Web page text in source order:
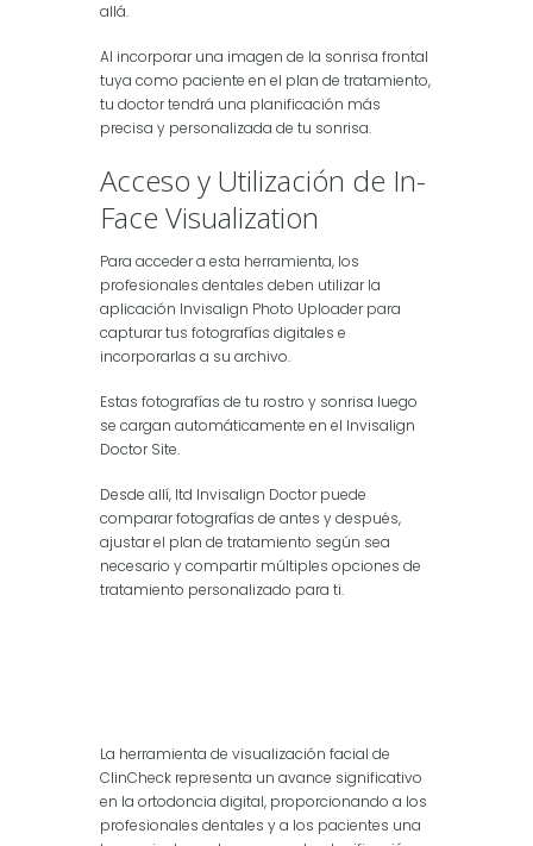
allá.
Al incorporar una imagen de la sonrisa frontal
tuya como paciente en el plan de tratamiento,
tu doctor tendrá una planificación más
precisa y personalizada de tu sonrisa.
Acceso y Utilización de In-
Face Visualization
Para acceder a esta herramienta, los
profesionales dentales deben utilizar la
aplicación Invisalign Photo Uploader para
capturar tus fotografías digitales e
incorporarlas a su archivo.
Estas fotografías de tu rostro y sonrisa luego
se cargan automáticamente en el Invisalign
Doctor Site.
Desde allí, ltd Invisalign Doctor puede
comparar fotografías de antes y después,
ajustar el plan de tratamiento según sea
necesario y compartir múltiples opciones de
tratamiento personalizado para ti.
La herramienta de visualización facial de
ClinCheck representa un avance significativo
en la ortodoncia digital, proporcionando a los
profesionales dentales y a los pacientes una